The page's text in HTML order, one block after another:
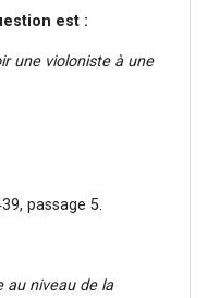
est :
une violoniste à une
passage 5.
au niveau de la